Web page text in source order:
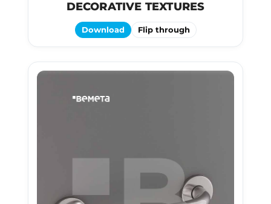
DECORATIVE TEXTURES
Download Flip through